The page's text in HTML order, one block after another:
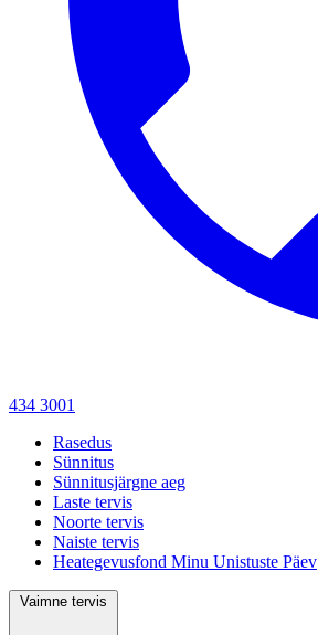
434 3001
Rasedus
Sünnitus
Sünnitusjärgne aeg
Laste tervis
Noorte tervis
Naiste tervis
Heategevusfond Minu Unistuste Päev
Vaimne tervis